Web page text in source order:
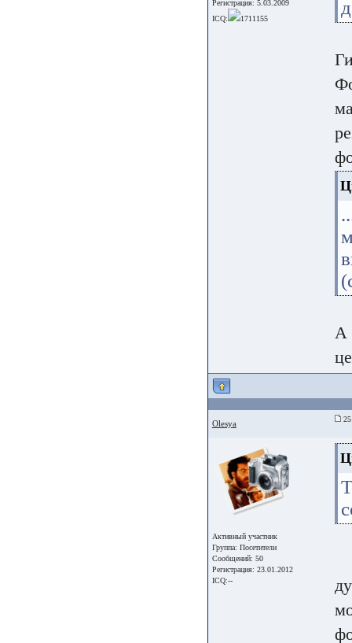
Регистрация: 5.03.2009
ICQ:
1711155
А
Olesya 25
Активный участник
Группа: Посетители
Сообщений: 50
Регистрация: 23.01.2012
ICQ:--